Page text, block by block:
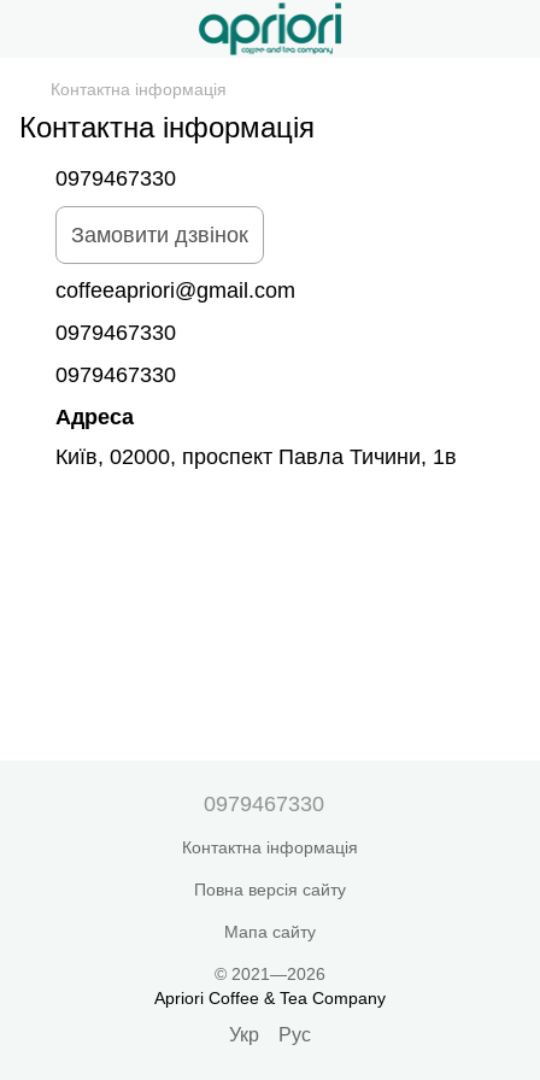
Контактна інформація
Контактна інформація
0979467330
Замовити дзвінок
coffeeapriori@gmail.com
0979467330
0979467330
Адреса
Київ, 02000, проспект Павла Тичини, 1в
0979467330
Контактна інформація
Повна версія сайту
Мапа сайту
© 2021—2026
Apriori Coffee & Tea Company
Укр Рус